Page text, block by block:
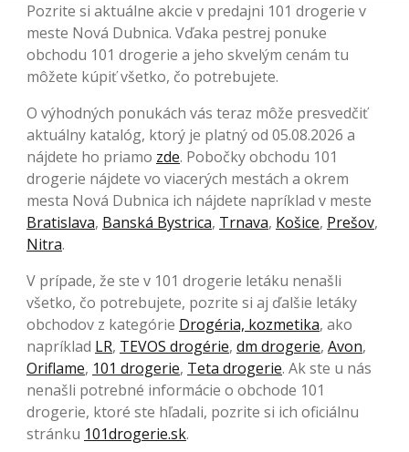
Pozrite si aktuálne akcie v predajni 101 drogerie v
meste Nová Dubnica. Vďaka pestrej ponuke
obchodu 101 drogerie a jeho skvelým cenám tu
môžete kúpiť všetko, čo potrebujete.
O výhodných ponukách vás teraz môže presvedčiť
aktuálny katalóg, ktorý je platný od 05.08.2026 a
nájdete ho priamo zde. Pobočky obchodu 101
drogerie nájdete vo viacerých mestách a okrem
mesta Nová Dubnica ich nájdete napríklad v meste
Bratislava, Banská Bystrica, Trnava, Košice, Prešov,
Nitra.
V prípade, že ste v 101 drogerie letáku nenašli
všetko, čo potrebujete, pozrite si aj ďalšie letáky
obchodov z kategórie Drogéria, kozmetika, ako
napríklad LR, TEVOS drogérie, dm drogerie, Avon,
Oriflame, 101 drogerie, Teta drogerie. Ak ste u nás
nenašli potrebné informácie o obchode 101
drogerie, ktoré ste hľadali, pozrite si ich oficiálnu
stránku 101drogerie.sk.